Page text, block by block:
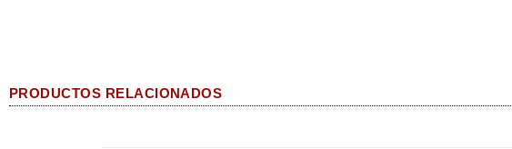
PRODUCTOS RELACIONADOS